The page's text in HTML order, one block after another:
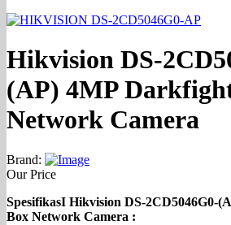
Hikvision DS-
(AP) 4MP
Network Camera
Brand:
Our Price
SpesifikasI Hikvision DS-2CD5046G0-
Box Network Camera :